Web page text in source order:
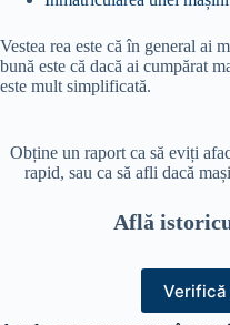
Vestea rea este că în general ai
bună este că dacă ai cumpărat
este mult simplificată.
Obține un raport ca să eviți
rapid, sau ca să afli dacă
Află
Verifică